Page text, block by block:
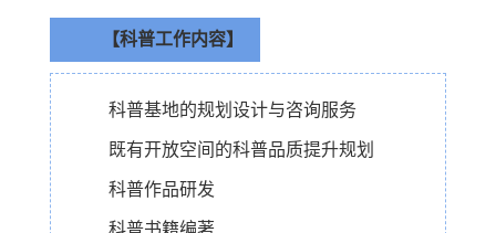
【科普工作内容】
科普基地的规划设计与咨询服务
既有开放空间的科普品质提升规划
科普作品研发